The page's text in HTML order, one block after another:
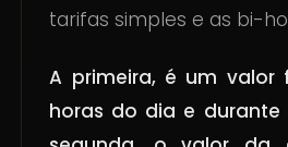
tarifas simples e as bi-
A primeira, é um valor
horas do dia e